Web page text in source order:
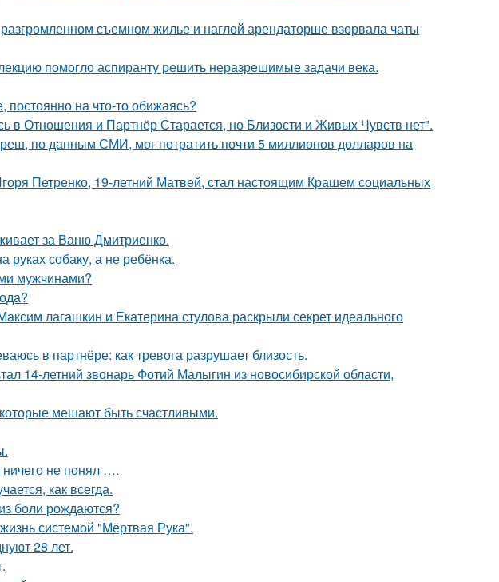
съемном жилье и наглой арендаторше взорвала чаты
помогло аспиранту решить неразрешимые задачи века.
постоянно на что-то обижаясь?
в Отношения и Партнёр Старается, но Близости и Живых Чувств нет".
по данным СМИ, мог потратить почти 5 миллионов долларов на
Петренко, 19-летний Матвей, стал настоящим Крашем социальных
за Ваню Дмитриенко.
руках собаку, а не ребёнка.
мужчинами?
лагашкин и Екатерина стулова раскрыли секрет идеального
в партнёре: как тревога разрушает близость.
14-летний звонарь Фотий Малыгин из новосибирской области,
мешают быть счастливыми.
ничего не понял ….
как всегда.
боли рождаются?
системой "Мёртвая Рука".
28 лет.